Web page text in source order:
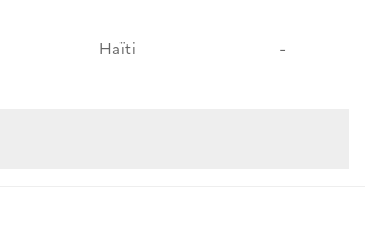
Haïti -